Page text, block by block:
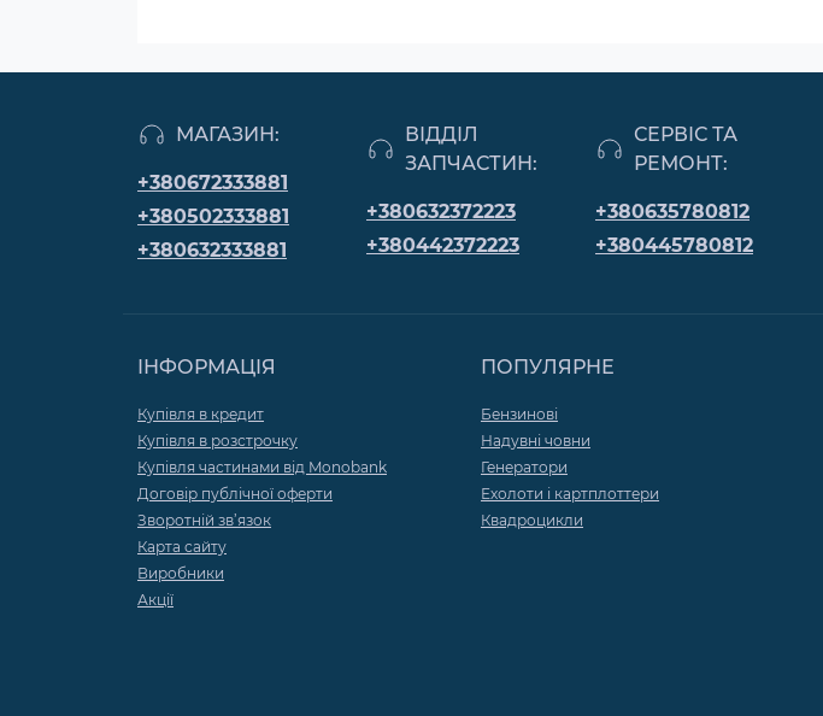
МАГАЗИН:
+380672333881
+380502333881
+380632333881
ВІДДІЛ
ЗАПЧАСТИН:
+380632372223
+380442372223
СЕРВІС ТА
РЕМОНТ:
+380635780812
+380445780812
ІНФОРМАЦІЯ
Купівля в кредит
Купівля в розстрочку
Купівля частинами від Monobank
Договір публічної оферти
Зворотній зв’язок
Карта сайту
Виробники
Акції
ПОПУЛЯРНЕ
Бензинові
Надувні човни
Генератори
Ехолоти і картплоттери
Квадроцикли